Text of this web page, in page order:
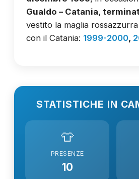
Gualdo – Catania,
vestito la maglia
con il Catania: 1999-2000,
STATISTICHE IN
👕
PRESENZE
10